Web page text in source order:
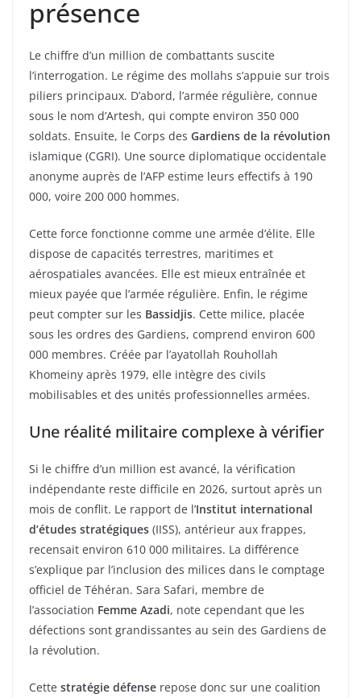
présence
Le chiffre d’un million de combattants suscite
l’interrogation. Le régime des mollahs s’appuie sur trois
piliers principaux. D’abord, l’armée régulière, connue
sous le nom d’Artesh, qui compte environ 350 000
soldats. Ensuite, le Corps des Gardiens de la révolution
islamique (CGRI). Une source diplomatique occidentale
anonyme auprès de l’AFP estime leurs effectifs à 190
000, voire 200 000 hommes.
Cette force fonctionne comme une armée d’élite. Elle
dispose de capacités terrestres, maritimes et
aérospatiales avancées. Elle est mieux entraînée et
mieux payée que l’armée régulière. Enfin, le régime
peut compter sur les Bassidjis. Cette milice, placée
sous les ordres des Gardiens, comprend environ 600
000 membres. Créée par l’ayatollah Rouhollah
Khomeiny après 1979, elle intègre des civils
mobilisables et des unités professionnelles armées.
Une réalité militaire complexe à vérifier
Si le chiffre d’un million est avancé, la vérification
indépendante reste difficile en 2026, surtout après un
mois de conflit. Le rapport de l’Institut international
d’études stratégiques (IISS), antérieur aux frappes,
recensait environ 610 000 militaires. La différence
s’explique par l’inclusion des milices dans le comptage
officiel de Téhéran. Sara Safari, membre de
l’association Femme Azadi, note cependant que les
défections sont grandissantes au sein des Gardiens de
la révolution.
Cette stratégie défense repose donc sur une coalition